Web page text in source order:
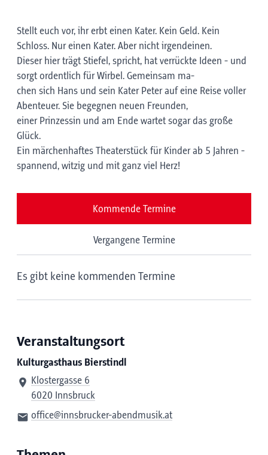
Stellt euch vor, ihr erbt einen Kater. Kein Geld. Kein
Schloss. Nur einen Kater. Aber nicht irgendeinen.
Dieser hier trägt Stiefel, spricht, hat verrückte Ideen - und
sorgt ordentlich für Wirbel. Gemeinsam ma-
chen sich Hans und sein Kater Peter auf eine Reise voller
Abenteuer. Sie begegnen neuen Freunden,
einer Prinzessin und am Ende wartet sogar das große
Glück.
Ein märchenhaftes Theaterstück für Kinder ab 5 Jahren -
spannend, witzig und mit ganz viel Herz!
Kommende Termine
Vergangene Termine
Es gibt keine kommenden Termine
Veranstaltungsort
Kulturgasthaus Bierstindl
Klostergasse 6
6020 Innsbruck
office@innsbrucker-abendmusik.at